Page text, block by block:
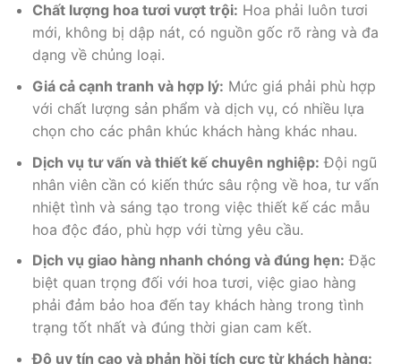
Chất lượng hoa tươi vượt trội: Hoa phải luôn tươi
mới, không bị dập nát, có nguồn gốc rõ ràng và đa
dạng về chủng loại.
Giá cả cạnh tranh và hợp lý: Mức giá phải phù hợp
với chất lượng sản phẩm và dịch vụ, có nhiều lựa
chọn cho các phân khúc khách hàng khác nhau.
Dịch vụ tư vấn và thiết kế chuyên nghiệp: Đội ngũ
nhân viên cần có kiến thức sâu rộng về hoa, tư vấn
nhiệt tình và sáng tạo trong việc thiết kế các mẫu
hoa độc đáo, phù hợp với từng yêu cầu.
Dịch vụ giao hàng nhanh chóng và đúng hẹn: Đặc
biệt quan trọng đối với hoa tươi, việc giao hàng
phải đảm bảo hoa đến tay khách hàng trong tình
trạng tốt nhất và đúng thời gian cam kết.
Độ uy tín cao và phản hồi tích cực từ khách hàng: